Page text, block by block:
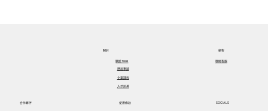
關於​
關於​ ness
歷屆事蹟
企業課程
人才招募
顧客
聯絡客服
合作夥伴 使用條款 SOCIALS